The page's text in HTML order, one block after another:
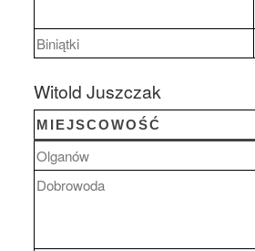
Biniątki
Witold Juszczak
MIEJSCOWOŚĆ
Olganów
Dobrowoda